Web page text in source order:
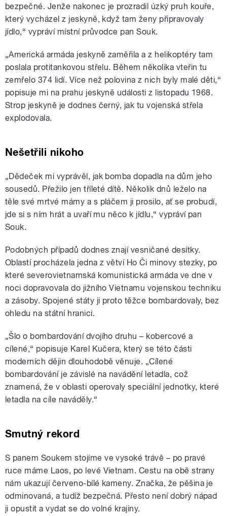
bezpečné. Jenže nakonec je prozradil úzký pruh kouře,
který vycházel z jeskyně, když tam ženy připravovaly
jídlo,“ vypráví místní průvodce pan Souk.
„Americká armáda jeskyně zaměřila a z helikoptéry tam
poslala protitankovou střelu. Během několika vteřin tu
zemřelo 374 lidí. Více než polovina z nich byly malé děti,“
popisuje mi na prahu jeskyně události z listopadu 1968.
Strop jeskyně je dodnes černý, jak tu vojenská střela
explodovala.
Nešetřili nikoho
„Dědeček mi vyprávěl, jak bomba dopadla na dům jeho
sousedů. Přežilo jen tříleté dítě. Několik dnů leželo na
těle své mrtvé mámy a s pláčem ji prosilo, ať se probudí,
jde si s ním hrát a uvaří mu něco k jídlu,“ vypráví pan
Souk.
Podobných případů dodnes znají vesničané desítky.
Oblastí procházela jedna z větví Ho Či minovy stezky, po
které severovietnamská komunistická armáda ve dne v
noci dopravovala do jižního Vietnamu vojenskou techniku
a zásoby. Spojené státy ji proto těžce bombardovaly, bez
ohledu na státní hranici.
„Šlo o bombardování dvojího druhu – kobercové a
cílené,“ popisuje Karel Kučera, který se této části
moderních dějin dlouhodobě věnuje. „Cílené
bombardování je závislé na navádění letadla, což
znamená, že v oblasti operovaly speciální jednotky, které
letadla na cíle naváděly.“
Smutný rekord
S panem Soukem stojíme ve vysoké trávě – po pravé
ruce máme Laos, po levé Vietnam. Cestu na obě strany
nám ukazují červeno-bílé kameny. Značka, že pěšina je
odminovaná, a tudíž bezpečná. Přesto není dobrý nápad
ji opustit a vydat se do volné krajiny.